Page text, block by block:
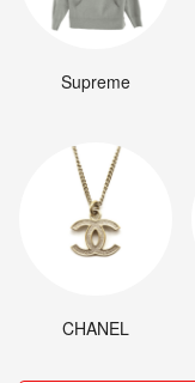
Supreme
CHANEL